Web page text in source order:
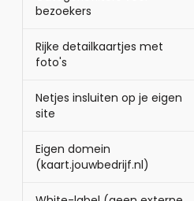
bezoekers
Rijke detailkaartjes met
foto's
Netjes insluiten op je eigen
site
Eigen domein
(kaart.jouwbedrijf.nl)